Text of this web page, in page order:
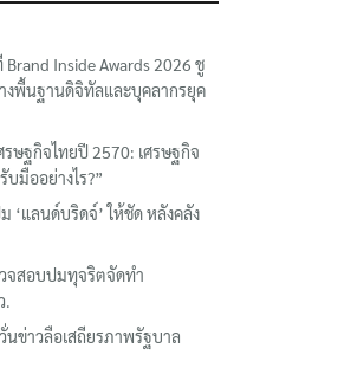
Brand Inside Awards 2026 ชู
งพื้นฐานดิจิทัลและบุคลากรยุค
รษฐกิจไทยปี 2570: เศรษฐกิจ
มืออย่างไร?”
‘แลนด์บริดจ์’ ให้ชัด หลังคลัง
จสอบปมทุจริตจัดทำ
.
นข่าวลือเสถียรภาพรัฐบาล